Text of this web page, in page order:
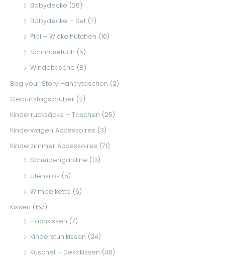
Babydecke (26)
Babydecke – Set (7)
Pipi – Wickelhütchen (10)
Schmusetuch (5)
Windeltasche (8)
Bag your Story Handytaschen (2)
Geburtstagszauber (2)
Kinderrucksäcke – Taschen (25)
Kinderwagen Accessoires (3)
Kinderzimmer Accessoires (71)
Scheibengardine (13)
Utensilos (5)
Wimpelkette (6)
Kissen (157)
Flachkissen (7)
Kinderstuhlkissen (24)
Kuschel – Dekokissen (46)